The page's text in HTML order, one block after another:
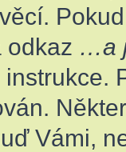
odkaz …a
Vámi,